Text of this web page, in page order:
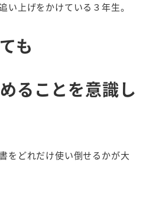
い上げをかけている３年生。
も
ることを意識し
をどれだけ使い倒せるかが大